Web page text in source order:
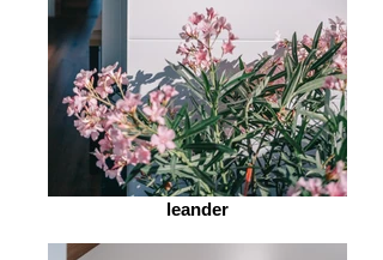
leander